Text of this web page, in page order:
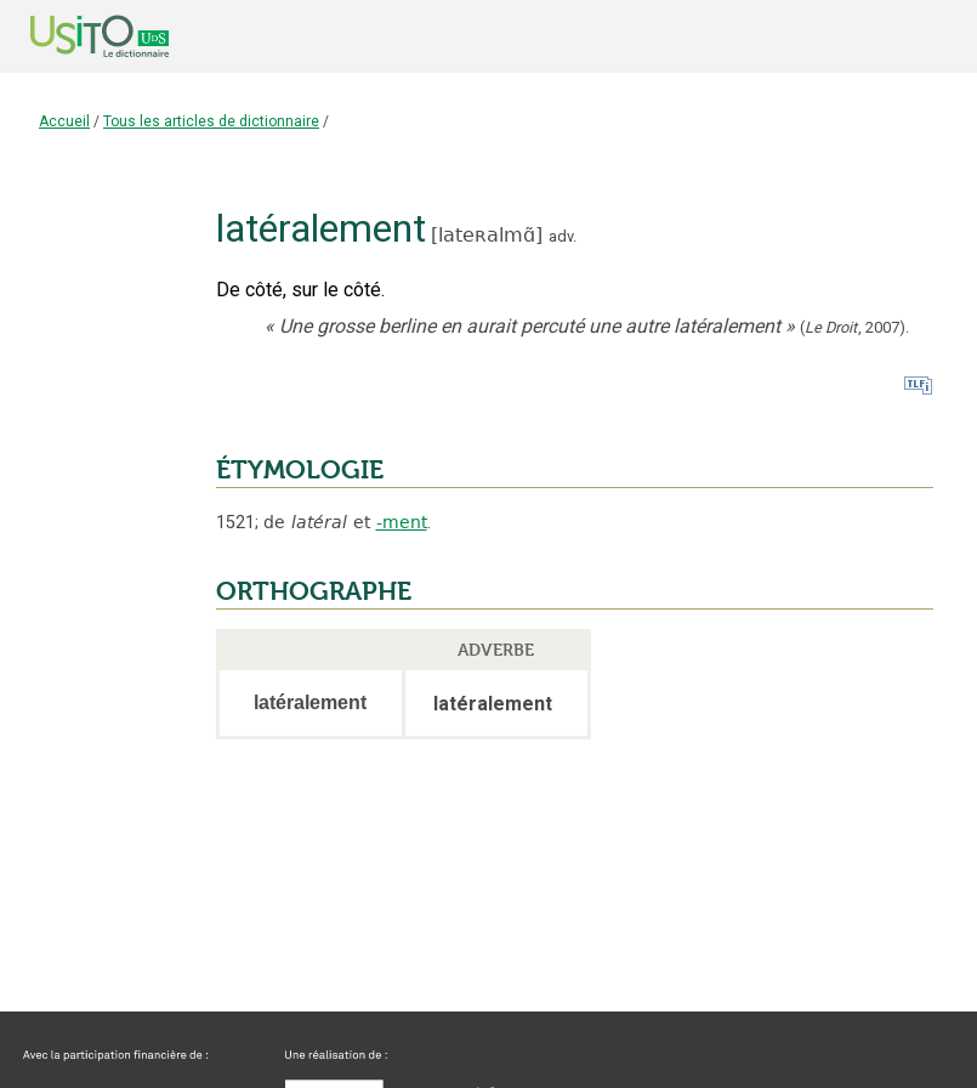
Accueil / Tous les articles de dictionnaire /
latéralement [lateʀalmɑ̃] adv.
De côté, sur le côté.
« Une grosse berline en aurait percuté une autre latéralement » (Le Droit, 2007).
ÉTYMOLOGIE
1521; de latéral et -ment.
ORTHOGRAPHE
ADVERBE
latéralement latéralement